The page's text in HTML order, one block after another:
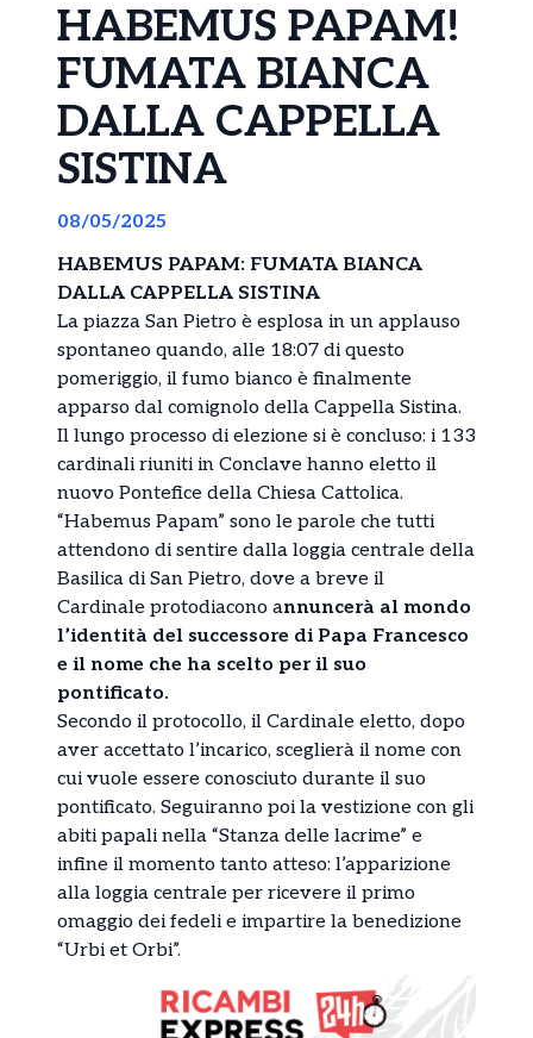
HABEMUS PAPAM!
FUMATA BIANCA
DALLA CAPPELLA
SISTINA
08/05/2025
HABEMUS PAPAM: FUMATA BIANCA
DALLA CAPPELLA SISTINA
La piazza San Pietro è esplosa in un applauso
spontaneo quando, alle 18:07 di questo
pomeriggio, il fumo bianco è finalmente
apparso dal comignolo della Cappella Sistina.
Il lungo processo di elezione si è concluso: i 133
cardinali riuniti in Conclave hanno eletto il
nuovo Pontefice della Chiesa Cattolica.
“Habemus Papam” sono le parole che tutti
attendono di sentire dalla loggia centrale della
Basilica di San Pietro, dove a breve il
Cardinale protodiacono annuncerà al mondo
l’identità del successore di Papa Francesco
e il nome che ha scelto per il suo
pontificato.
Secondo il protocollo, il Cardinale eletto, dopo
aver accettato l’incarico, sceglierà il nome con
cui vuole essere conosciuto durante il suo
pontificato. Seguiranno poi la vestizione con gli
abiti papali nella “Stanza delle lacrime” e
infine il momento tanto atteso: l’apparizione
alla loggia centrale per ricevere il primo
omaggio dei fedeli e impartire la benedizione
“Urbi et Orbi”.